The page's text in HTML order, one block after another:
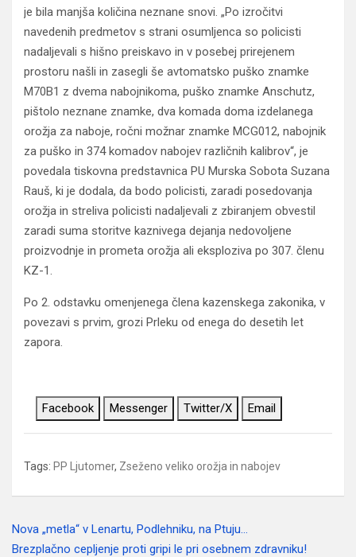
je bila manjša količina neznane snovi. „Po izročitvi
navedenih predmetov s strani osumljenca so policisti
nadaljevali s hišno preiskavo in v posebej prirejenem
prostoru našli in zasegli še avtomatsko puško znamke
M70B1 z dvema nabojnikoma, puško znamke Anschutz,
pištolo neznane znamke, dva komada doma izdelanega
orožja za naboje, ročni možnar znamke MCG012, nabojnik
za puško in 374 komadov nabojev različnih kalibrov“, je
povedala tiskovna predstavnica PU Murska Sobota Suzana
Rauš, ki je dodala, da bodo policisti, zaradi posedovanja
orožja in streliva policisti nadaljevali z zbiranjem obvestil
zaradi suma storitve kaznivega dejanja nedovoljene
proizvodnje in prometa orožja ali eksploziva po 307. členu
KZ-1.
Po 2. odstavku omenjenega člena kazenskega zakonika, v
povezavi s prvim, grozi Prleku od enega do desetih let
zapora.
Facebook Messenger Twitter/X Email
Tags: PP Ljutomer, Zseženo veliko orožja in nabojev
Navigacija
Nova „metla“ v Lenartu, Podlehniku, na Ptuju…
Brezplačno cepljenje proti gripi le pri osebnem zdravniku!